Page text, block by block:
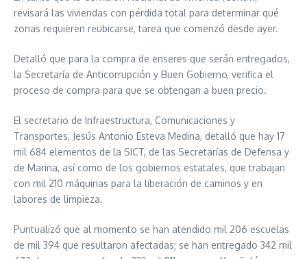
revisará las viviendas con pérdida total para determinar qué
zonas requieren reubicarse, tarea que comenzó desde ayer.
Detalló que para la compra de enseres que serán entregados,
la Secretaría de Anticorrupción y Buen Gobierno, verifica el
proceso de compra para que se obtengan a buen precio.
El secretario de Infraestructura, Comunicaciones y
Transportes, Jesús Antonio Esteva Medina, detalló que hay 17
mil 684 elementos de la SICT, de las Secretarías de Defensa y
de Marina, así como de los gobiernos estatales, que trabajan
con mil 210 máquinas para la liberación de caminos y en
labores de limpieza.
Puntualizó que al momento se han atendido mil 206 escuelas
de mil 394 que resultaron afectadas; se han entregado 342 mil